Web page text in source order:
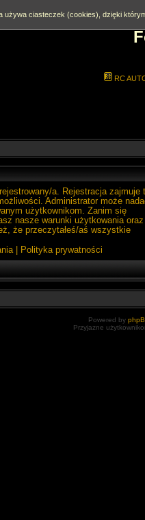
RC
a. Rejestracja zajmuje
Administrator może
użytkownikom. Zanim się
nasze warunki użytkowania oraz
że przeczytałeś/aś wszystkie
| Polityka prywatności
Powered by
Przyjazne
używa ciasteczek (cookies), dzięki